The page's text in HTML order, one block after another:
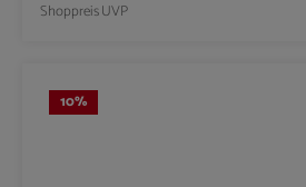
ShoppreisUVP
10%